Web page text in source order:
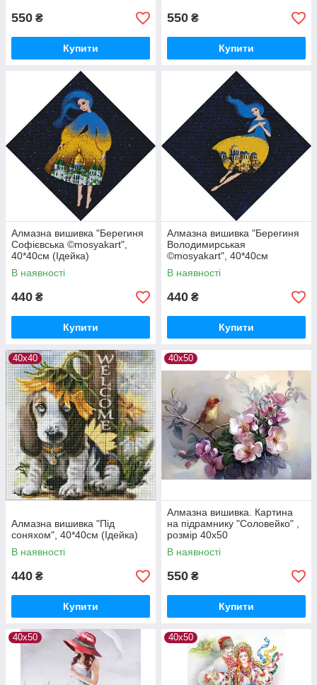
550 ₴
Купити
550 ₴
Купити
Алмазна вишивка "Берегиня
Софієвська ©mosyakart",
40*40см (Ідейка)
В наявності
440 ₴
Купити
Алмазна вишивка "Берегиня
Володимирськая
©mosyakart", 40*40см
(Ідейка)
В наявності
440 ₴
Купити
40х40
Алмазна вишивка "Під
соняхом", 40*40см (Ідейка)
В наявності
440 ₴
Купити
40х50
Алмазна вишивка. Картина
на підрамнику "Соловейко" ,
розмір 40х50
В наявності
550 ₴
Купити
40х50 40х50